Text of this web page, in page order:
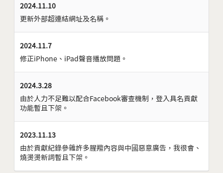
2024.11.10
更新外部超連結網址及名稱。
2024.11.7
修正iPhone、iPad聲音播放問題。
2024.3.28
由於人力不足難以配合Facebook審查機制，登入具名貢獻
功能暫且下架。
2023.11.13
由於貢獻紀錄參雜許多腥羶內容與中國惡意廣告，我很會、
燒燙燙新詞暫且下架。